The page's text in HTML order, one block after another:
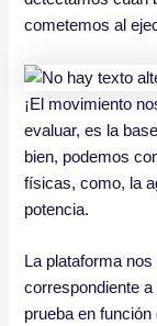
cometemos al
¡El movimiento
evaluar, es la
bien, podemos
físicas, como, la
potencia.
La plataforma
correspondiente
prueba en